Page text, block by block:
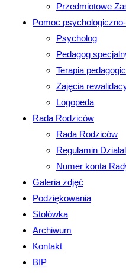
Przedmiotowe
Pomoc
Psycholog
Pedagog
Terapia
Zajęcia
Logopeda
Rada Rodziców
Rada Rodziców
Regulamin
Numer konta
Galeria zdjęć
Podziękowania
Stołówka
Archiwum
Kontakt
BIP